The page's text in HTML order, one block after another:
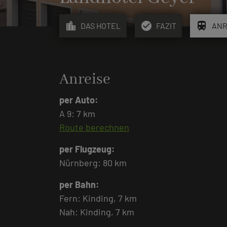
location_city DAS HOTEL check_circle FAZIT train
Anreise
per Auto:
A 9: 7 km
Route berechnen
per Flugzeug:
Nürnberg: 80 km
per Bahn:
Fern: Kinding, 7 km
Nah: Kinding, 7 km